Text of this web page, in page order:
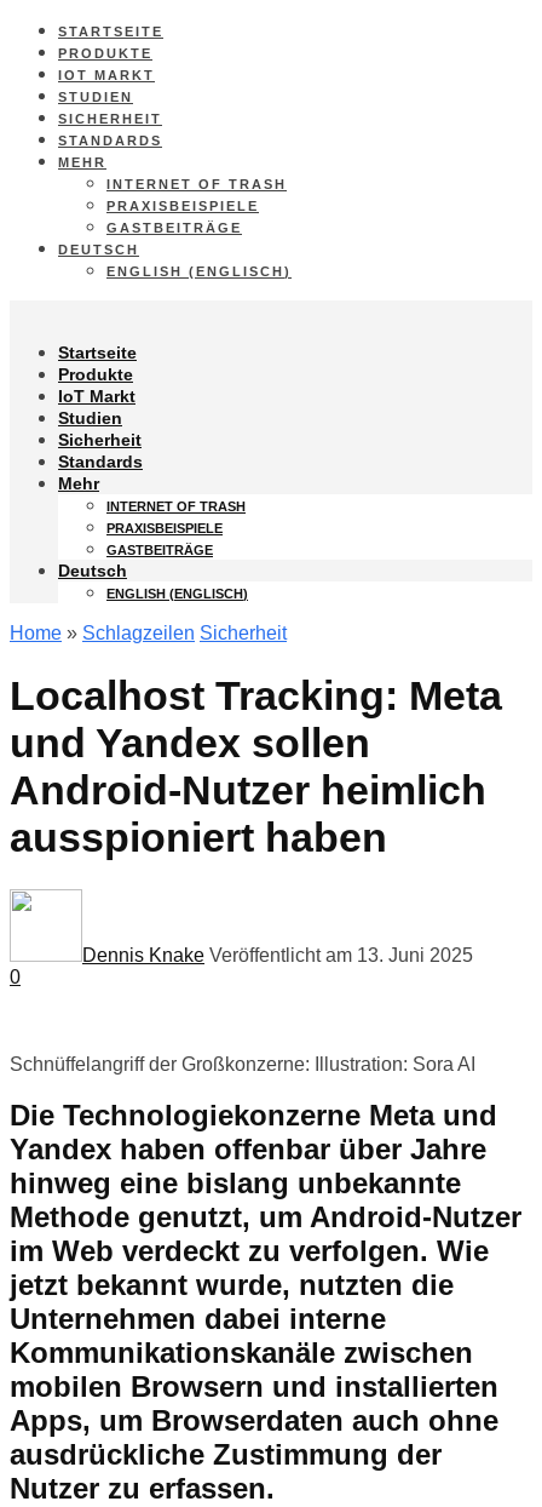
STARTSEITE
PRODUKTE
IOT MARKT
STUDIEN
SICHERHEIT
STANDARDS
MEHR
INTERNET OF TRASH
PRAXISBEISPIELE
GASTBEITRÄGE
DEUTSCH
ENGLISH (ENGLISCH)
Startseite
Produkte
IoT Markt
Studien
Sicherheit
Standards
Mehr
INTERNET OF TRASH
PRAXISBEISPIELE
GASTBEITRÄGE
Deutsch
ENGLISH (ENGLISCH)
Home » Schlagzeilen Sicherheit
Localhost Tracking: Meta
und Yandex sollen
Android-Nutzer heimlich
ausspioniert haben
Dennis Knake Veröffentlicht am 13. Juni 2025
0
Schnüffelangriff der Großkonzerne: Illustration: Sora AI
Die Technologiekonzerne Meta und
Yandex haben offenbar über Jahre
hinweg eine bislang unbekannte
Methode genutzt, um Android-Nutzer
im Web verdeckt zu verfolgen. Wie
jetzt bekannt wurde, nutzten die
Unternehmen dabei interne
Kommunikationskanäle zwischen
mobilen Browsern und installierten
Apps, um Browserdaten auch ohne
ausdrückliche Zustimmung der
Nutzer zu erfassen.